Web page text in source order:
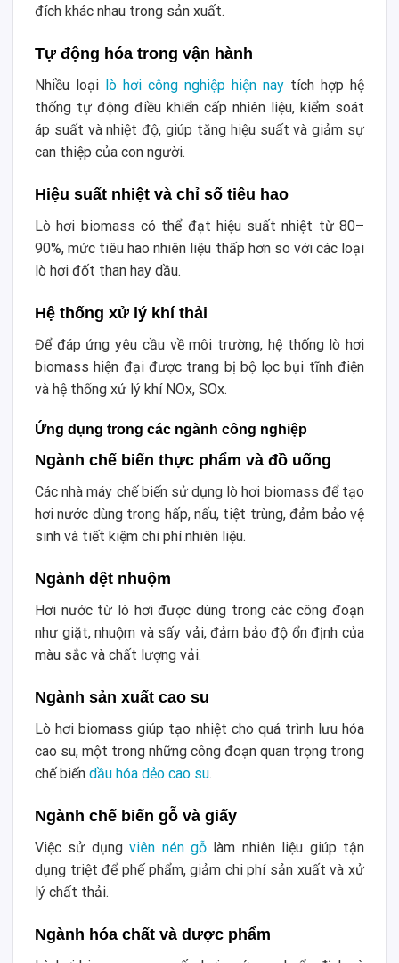
đích khác nhau trong sản xuất.
Tự động hóa trong vận hành
Nhiều loại lò hơi công nghiệp hiện nay tích hợp hệ
thống tự động điều khiển cấp nhiên liệu, kiểm soát
áp suất và nhiệt độ, giúp tăng hiệu suất và giảm sự
can thiệp của con người.
Hiệu suất nhiệt và chỉ số tiêu hao
Lò hơi biomass có thể đạt hiệu suất nhiệt từ 80–
90%, mức tiêu hao nhiên liệu thấp hơn so với các loại
lò hơi đốt than hay dầu.
Hệ thống xử lý khí thải
Để đáp ứng yêu cầu về môi trường, hệ thống lò hơi
biomass hiện đại được trang bị bộ lọc bụi tĩnh điện
và hệ thống xử lý khí NOx, SOx.
Ứng dụng trong các ngành công nghiệp
Ngành chế biến thực phẩm và đồ uống
Các nhà máy chế biến sử dụng lò hơi biomass để tạo
hơi nước dùng trong hấp, nấu, tiệt trùng, đảm bảo vệ
sinh và tiết kiệm chi phí nhiên liệu.
Ngành dệt nhuộm
Hơi nước từ lò hơi được dùng trong các công đoạn
như giặt, nhuộm và sấy vải, đảm bảo độ ổn định của
màu sắc và chất lượng vải.
Ngành sản xuất cao su
Lò hơi biomass giúp tạo nhiệt cho quá trình lưu hóa
cao su, một trong những công đoạn quan trọng trong
chế biến dầu hóa dẻo cao su.
Ngành chế biến gỗ và giấy
Việc sử dụngviên nén gỗ làm nhiên liệu giúp tận
dụng triệt để phế phẩm, giảm chi phí sản xuất và xử
lý chất thải.
Ngành hóa chất và dược phẩm